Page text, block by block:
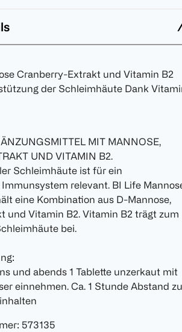
Cranberry-Extrakt und Vitamin B2
der Schleimhäute Dank
MIT MANNOSE,
UND VITAMIN B2.
Schleimhäute ist für ein
relevant. BI Life
eine Kombination aus D-Mannose,
und Vitamin B2. Vitamin B2 trägt zum
bei.
und abends 1 Tablette unzerkaut mit
einnehmen. Ca. 1 Stunde Abstand zu
: 573135